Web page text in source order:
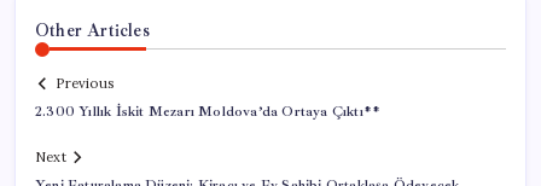
Other Articles
Previous
2.300 Yıllık İskit Mezarı Moldova’da Ortaya Çıktı**
Next